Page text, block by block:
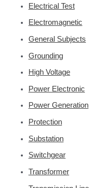
Electrical Test
Electromagnetic
General Subjects
Grounding
High Voltage
Power Electronic
Power Generation
Protection
Substation
Switchgear
Transformer